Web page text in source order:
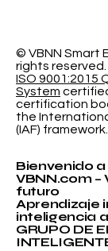
© VBNN Smart
rights reserved.
ISO 9001:2015
System
certification
the
(IAF) framework.
Bienvenido a
VBNN.com –
futuro
Aprendizaje
inteligencia
GRUPO DE